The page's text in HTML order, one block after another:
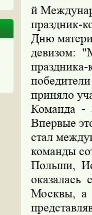
й
Дню
девизом:
праздника-
приняло
Команда -
Впервые
стал
команды
Польши,
оказалась
Москвы, а